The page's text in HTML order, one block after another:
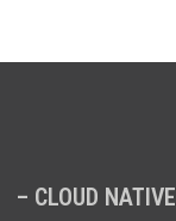
– CLOUD NATIVE